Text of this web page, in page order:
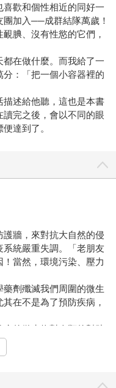
歡和個性相近的同好一
加入──成群結隊萬歲！
腆、沒有性慾的它們，
在做什麼。而我給了一
：「把一個小容器裡的
述給他聽，這也是本書
完之後，會以不同的眼
達到了。
牆，來對抗大自然的侵
統嚴重失調。「老朋友
當然，環境污染、壓力
劑殲滅我們周圍的微生
在不是為了預防疾病，
的微生物對人類的幫助
研究的一個關鍵所知
反而比較像跟微生物合